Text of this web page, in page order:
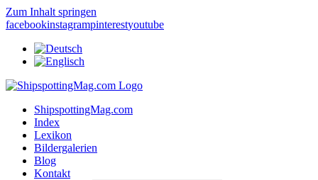
Zum Inhalt springen
facebookinstagrampinterestyoutube
ShipspottingMag.com
Index
Lexikon
Bildergalerien
Blog
Kontakt